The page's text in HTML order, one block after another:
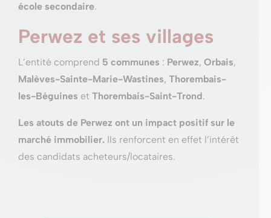
école secondaire.
Perwez et ses villages
L’entité comprend 5 communes : Perwez, Orbais,
Malèves-Sainte-Marie-Wastines, Thorembais-
les-Béguines et Thorembais-Saint-Trond.
Les atouts de Perwez ont un impact positif sur le
marché immobilier. Ils renforcent en effet l’intérêt
des candidats acheteurs/locataires.